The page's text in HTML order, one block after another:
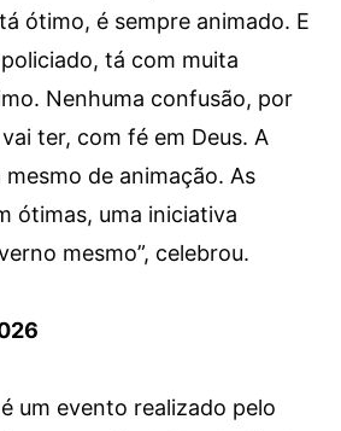
ótimo, é sempre animado. E
tá com muita
Nenhuma confusão, por
ter, com fé em Deus. A
de animação. As
ótimas, uma iniciativa
mesmo”, celebrou.
um evento realizado pelo